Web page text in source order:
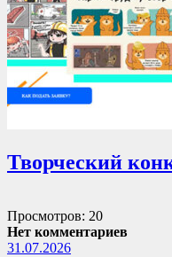
Творческий
Просмотров: 20
Нет комментариев
31.07.2026